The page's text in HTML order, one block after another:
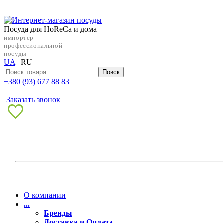
Посуда для HoReCa и дома
импортер
профессиональной
посуды
UA | RU
Поиск
+38‎0 (93) 677 88 83
Заказать звонок
О компании
...
Бренды